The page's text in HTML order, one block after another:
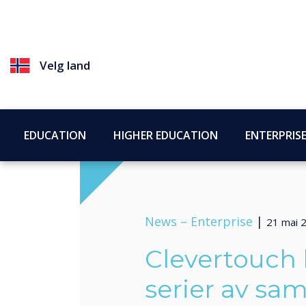
Velg land
EDUCATION HIGHER EDUCATION ENTERPRISE
News – Enterprise | 21 mai
Clevertouch
serier av